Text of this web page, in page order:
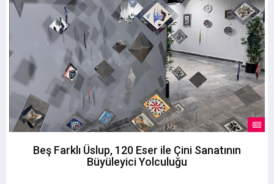
Beş Farklı Üslup, 120 Eser ile Çini Sanatının
Büyüleyici Yolculuğu